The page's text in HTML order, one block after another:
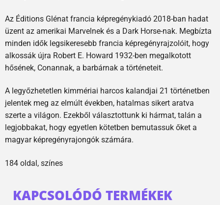
Az Éditions Glénat francia képregénykiadó 2018-ban hadat
üzent az amerikai Marvelnek és a Dark Horse-nak. Megbízta
minden idők legsikeresebb francia képregényrajzolóit, hogy
alkossák újra Robert E. Howard 1932-ben megalkotott
hősének, Conannak, a barbárnak a történeteit.
A legyőzhetetlen kimmériai harcos kalandjai 21 történetben
jelentek meg az elmúlt években, hatalmas sikert aratva
szerte a világon. Ezekből választottunk ki hármat, talán a
legjobbakat, hogy egyetlen kötetben bemutassuk őket a
magyar képregényrajongók számára.
184 oldal, színes
KAPCSOLÓDÓ TERMÉKEK